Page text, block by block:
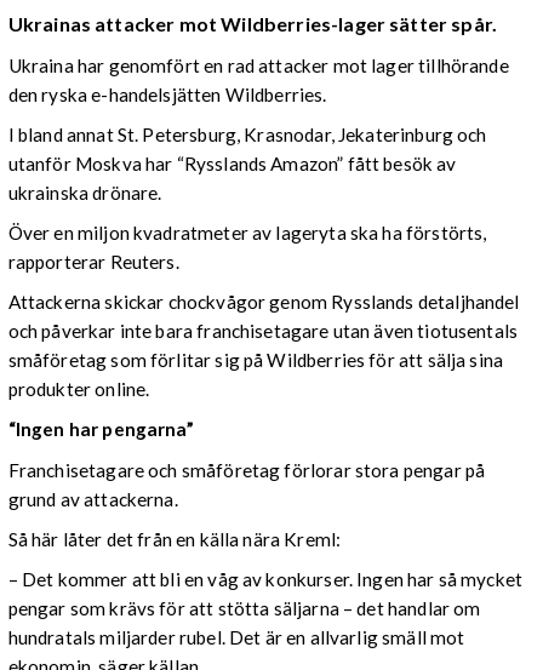
Ukrainas attacker mot Wildberries-lager sätter spår.
Ukraina har genomfört en rad attacker mot lager tillhörande
den ryska e-handelsjätten Wildberries.
I bland annat St. Petersburg, Krasnodar, Jekaterinburg och
utanför Moskva har “Rysslands Amazon” fått besök av
ukrainska drönare.
Över en miljon kvadratmeter av lageryta ska ha förstörts,
rapporterar Reuters.
Attackerna skickar chockvågor genom Rysslands detaljhandel
och påverkar inte bara franchisetagare utan även tiotusentals
småföretag som förlitar sig på Wildberries för att sälja sina
produkter online.
“Ingen har pengarna”
Franchisetagare och småföretag förlorar stora pengar på
grund av attackerna.
Så här låter det från en källa nära Kreml:
– Det kommer att bli en våg av konkurser. Ingen har så mycket
pengar som krävs för att stötta säljarna – det handlar om
hundratals miljarder rubel. Det är en allvarlig smäll mot